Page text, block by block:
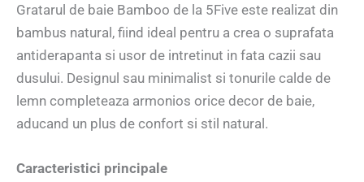
Gratarul de baie Bamboo de la 5Five este realizat din
bambus natural, fiind ideal pentru a crea o suprafata
antiderapanta si usor de intretinut in fata cazii sau
dusului. Designul sau minimalist si tonurile calde de
lemn completeaza armonios orice decor de baie,
aducand un plus de confort si stil natural.
Caracteristici principale